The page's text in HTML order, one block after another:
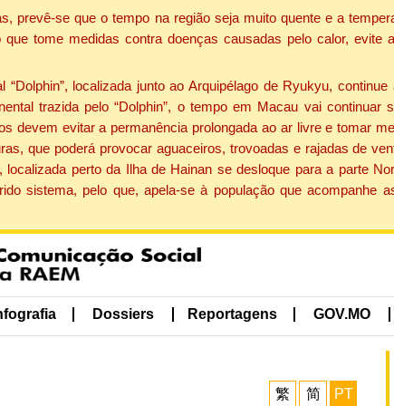
prevê-se que o tempo na região seja muito quente e a
tome medidas contra doenças causadas pelo calor,
localizada junto ao Arquipélago de Ryukyu,
trazida pelo “Dolphin”, o tempo em Macau vai
devem evitar a permanência prolongada ao ar livre e tomar
que poderá provocar aguaceiros, trovoadas e rajadas de
perto da Ilha de Hainan se desloque para a parte
sistema, pelo que, apela-se à população que acompanhe
Dossiers Reportagens GOV.MO
繁 简 PT